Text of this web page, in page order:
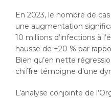
En 2023, le nombre de
une augmentation
10 millions d’infections à
hausse de +20 % par
Bien qu’en nette
chiffre témoigne d’une
L’analyse conjointe de